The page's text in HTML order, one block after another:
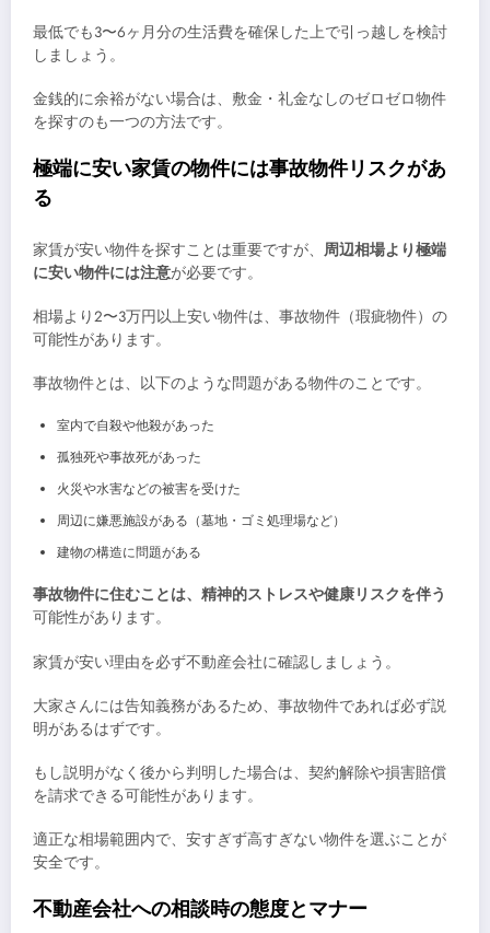
最低でも3〜6ヶ月分の生活費を確保した上で引っ越しを検討
しましょう。
金銭的に余裕がない場合は、敷金・礼金なしのゼロゼロ物件
を探すのも一つの方法です。
極端に安い家賃の物件には事故物件リスクがあ
る
家賃が安い物件を探すことは重要ですが、 周辺相場より極端
に安い物件には注意が必要です。
相場より2〜3万円以上安い物件は、事故物件（瑕疵物件）の
可能性があります。
事故物件とは、以下のような問題がある物件のことです。
室内で自殺や他殺があった
孤独死や事故死があった
火災や水害などの被害を受けた
周辺に嫌悪施設がある（墓地・ゴミ処理場など）
建物の構造に問題がある
事故物件に住むことは、精神的ストレスや健康リスクを伴う
可能性があります。
家賃が安い理由を必ず不動産会社に確認しましょう。
大家さんには告知義務があるため、事故物件であれば必ず説
明があるはずです。
もし説明がなく後から判明した場合は、契約解除や損害賠償
を請求できる可能性があります。
適正な相場範囲内で、安すぎず高すぎない物件を選ぶことが
安全です。
不動産会社への相談時の態度とマナー